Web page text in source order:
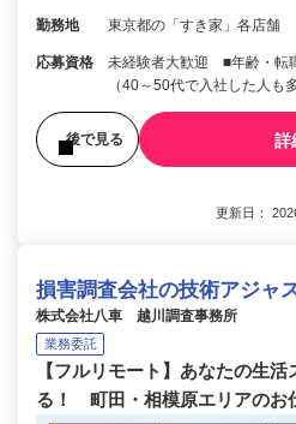
勤務地 東京都の「すき家」各店舗
応募資格
未経験者大歓迎 ■年齢・転
（40～50代で入社した人
後で見る 詳
更新日：
損害調査会社の技術アジャ
株式会社八車 越川調査事務所
業務委託
【フルリモート】あなたの生
る！ 町田・相模原エリアのお